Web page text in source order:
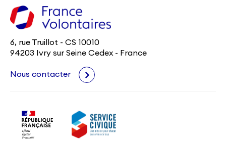
6, rue Truillot - CS 10010
94203 Ivry sur Seine Cedex - France
Nous contacter